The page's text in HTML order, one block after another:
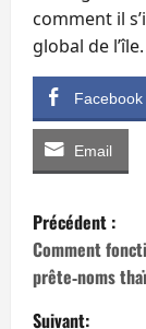
comment il
global de l’île.
Facebook
Email
N
a
v
Précédent :
Comment
prête‑noms
Suivant: